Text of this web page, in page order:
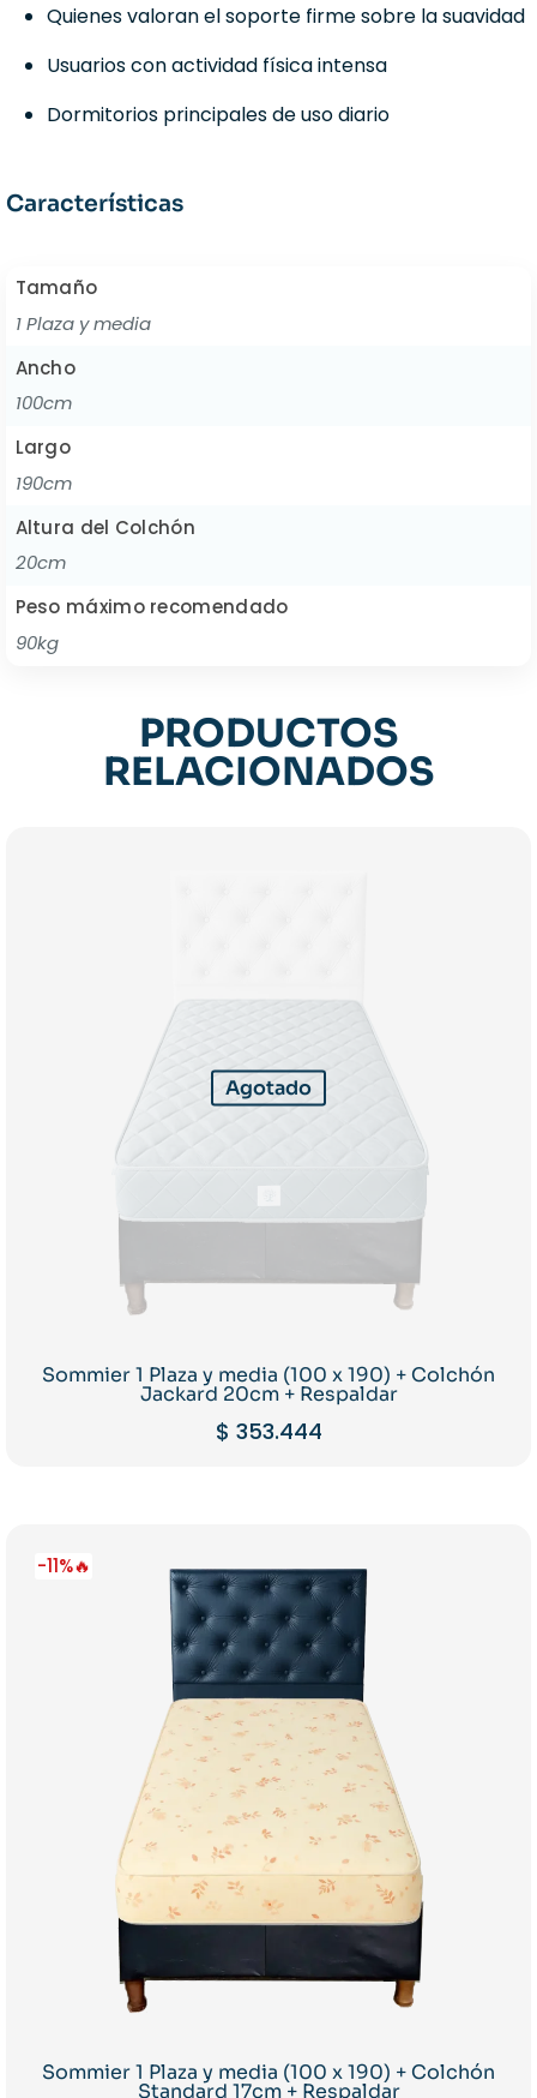
Quienes valoran el soporte firme sobre la suavidad
Usuarios con actividad física intensa
Dormitorios principales de uso diario
Características
Tamaño
1 Plaza y media
Ancho
100cm
Largo
190cm
Altura del Colchón
20cm
Peso máximo recomendado
90kg
PRODUCTOS
RELACIONADOS
Agotado
Sommier 1 Plaza y media (100 x 190) + Colchón
Jackard 20cm + Respaldar
$ 353.444
-11%🔥
Sommier 1 Plaza y media (100 x 190) + Colchón
Standard 17cm + Respaldar